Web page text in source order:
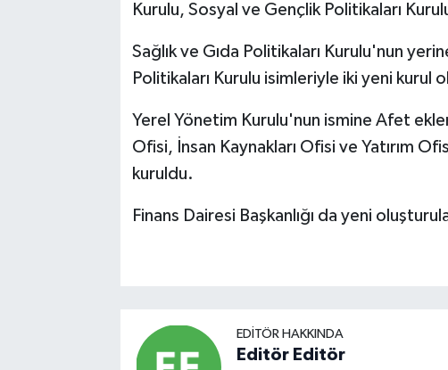
Kurulu, Sosyal ve Gençlik Politikaları
Sağlık ve Gıda Politikaları Kurulu'nun
Politikaları Kurulu isimleriyle iki yeni kurul
Yerel Yönetim Kurulu'nun ismine Afet
Ofisi, İnsan Kaynakları Ofisi ve Yatırım
kuruldu.
Finans Dairesi Başkanlığı da yeni
EDITÖR HAKKINDA
Editör Editör